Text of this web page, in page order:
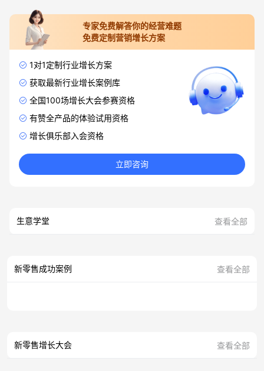
专家免费解答你的经营难题
免费定制营销增长方案
1对1定制行业增长方案
获取最新行业增长案例库
全国100场增长大会参赛资格
有赞全产品的体验试用资格
增长俱乐部入会资格
立即咨询
生意学堂 查看全部
新零售成功案例 查看全部
新零售增长大会 查看全部